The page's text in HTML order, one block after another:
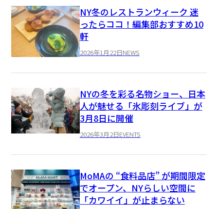
NY冬のレストランウィーク 迷
ったらココ！編集部おすすめ10
軒
2026年1月22日NEWS
NYの冬を彩る名物ショー、日本
人が魅せる「氷彫刻ライブ」が
3月8日に開催
2026年3月2日EVENTS
MoMAの “食料品店” が期間限定
でオープン、NYらしい空間に
「カワイイ」が止まらない